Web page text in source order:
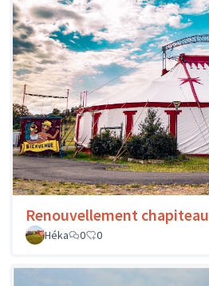
Renouvellement chapiteau
Héka
0 0